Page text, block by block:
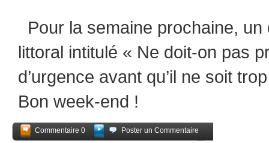
Pour la semaine prochaine,
littoral intitulé « Ne doit-on pas
d’urgence avant qu’il ne soit
Bon week-end !
Commentaire 0
Poster un Commentaire